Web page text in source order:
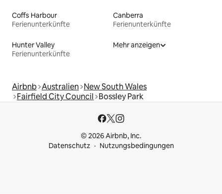
Coffs Harbour
Ferienunterkünfte
Canberra
Ferienunterkünfte
Hunter Valley
Ferienunterkünfte
Mehr anzeigen
Airbnb Australien New South Wales
Fairfield City Council Bossley Park
© 2026 Airbnb, Inc.
Datenschutz
Nutzungsbedingungen